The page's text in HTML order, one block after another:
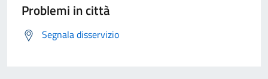
Problemi in città
Segnala disservizio